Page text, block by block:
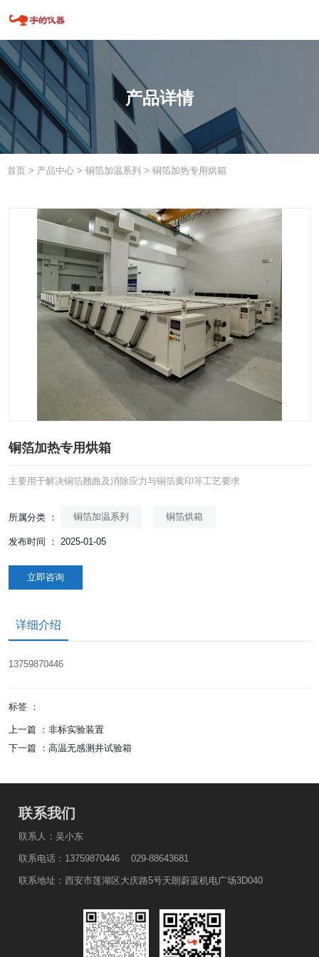
产品详情
首页 > 产品中心 > 铜箔加温系列 > 铜箔加热专用烘箱
铜箔加热专用烘箱
主要用于解决铜箔翘曲及消除应力与铜箔黄印等工艺要求
所属分类 ： 铜箔加温系列 铜箔烘箱
发布时间 ： 2025-01-05
立即咨询
详细介绍
13759870446
标签 ：
上一篇 ： 非标实验装置
下一篇 ： 高温无感测井试验箱
联系我们
联系人：吴小东
联系电话：13759870446 029-88643681
联系地址：西安市莲湖区大庆路5号天朗蔚蓝机电广场3D040